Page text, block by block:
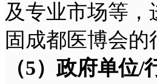
及专业市场等
固成都医博会
（5）政府单位/